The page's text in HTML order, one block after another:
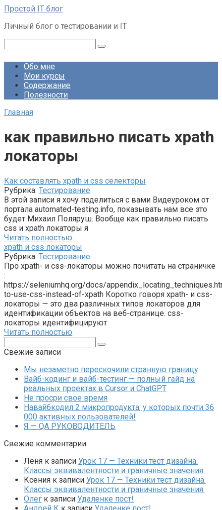
Перейти
контенту
Простой IT блог
Личный блог о тестировании и IT
Обо мне
Мои курсы
Содержание
Полезности
Главная
как правильно писать xpath
локаторы
Как составлять xpath и css селекторы
Рубрика: Тестирование
В этой записи я хочу поделиться с вами Видеуроком от
портала automated-testing.info, показывать нам все это
будет Михаил Поляруш. Вообще как правильно писать
css и xpath локаторы я
Читать полностью
xpath и css локаторы
Рубрика: Тестирование
Про xpath- и css-локаторы можно почитать на страничке
:
https://seleniumhq.org/docs/
to-use-css-instead-of-xpath Коротко говоря xpath- и css-
локаторы — это два различных типов локаторов для
идентификации объектов на веб-странице. css-
локаторы идентифицируют
Читать полностью
Свежие записи
Мы незаметно перескочили странную границу
Вайб-кодинг и вайб-тестинг — полный гайд на
реальных проектах в Cursor и ChatGPT
Не просри свое время
Навайбкодил 2 микропродукта, у которых почти 36
000 активных пользователей!
Я — QA РУКОВОДИТЕЛЬ
Свежие комментарии
Лёня к записи Урок 17 — Техники тест дизайна.
Классы эквивалентности и граничные значения.
Ксения к записи Урок 17 — Техники тест дизайна.
Классы эквивалентности и граничные значения.
Олег к записи Удаленке пост!